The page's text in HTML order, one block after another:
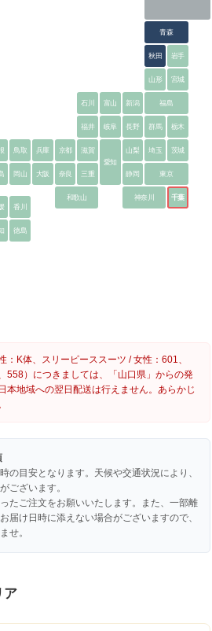
青森
秋田 岩手
山形 宮城
石川 富山 新潟 福島
福井 岐阜 長野 群馬 栃木
鳥取 兵庫 京都
滋賀
愛知
山梨 埼玉 茨城
岡山 大阪 奈良 三重 東京
香川
和歌山
静岡
神奈川 千葉
徳島
：K体、スリーピーススーツ / 女性：601、
558）につきましては、「山口県」からの発
本地域への翌日配送は行えません。あらかじ
の目安となります。天候や交通状況により、
ございます。
たご注文をお願いいたします。また、一部離
届け日時に添えない場合がございますので、
せ。
ア